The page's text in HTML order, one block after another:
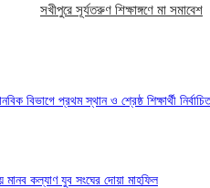
সখীপুরে সূর্যতরুণ শিক্ষাঙ্গণে মা সমাবেশ
বিভাগে প্রথম স্থান ও শ্রেষ্ঠ শিক্ষার্থী
মানব কল্যাণ যুব সংঘের দোয়া মাহফিল